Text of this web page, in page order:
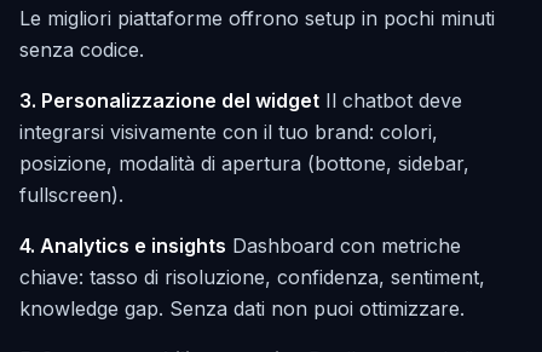
Le migliori piattaforme offrono setup in pochi minuti
senza codice.
3. Personalizzazione del widget Il chatbot deve
integrarsi visivamente con il tuo brand: colori,
posizione, modalità di apertura (bottone, sidebar,
fullscreen).
4. Analytics e insights Dashboard con metriche
chiave: tasso di risoluzione, confidenza, sentiment,
knowledge gap. Senza dati non puoi ottimizzare.